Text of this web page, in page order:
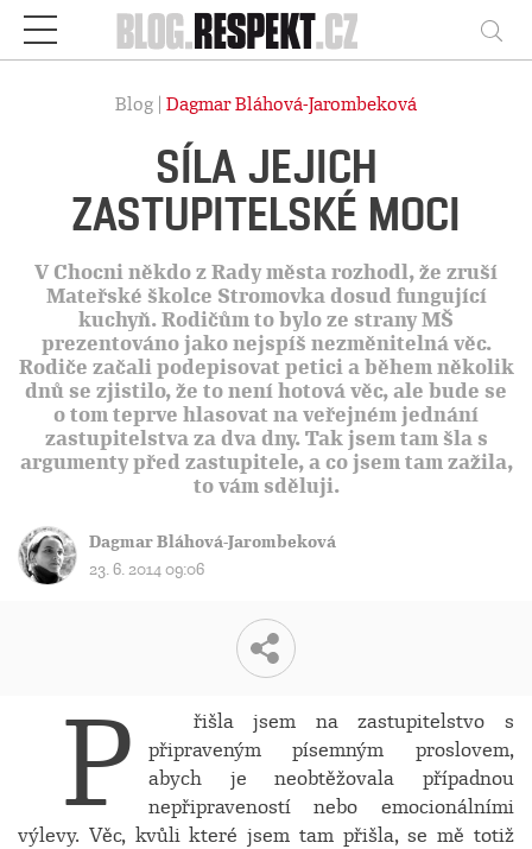
Respekt
Blog | Dagmar Bláhová-Jarombeková
SÍLA JEJICH
ZASTUPITELSKÉ MOCI
V Chocni někdo z Rady města rozhodl, že zruší
Mateřské školce Stromovka dosud fungující
kuchyň. Rodičům to bylo ze strany MŠ
prezentováno jako nejspíš nezměnitelná věc.
Rodiče začali podepisovat petici a během několik
dnů se zjistilo, že to není hotová věc, ale bude se
o tom teprve hlasovat na veřejném jednání
zastupitelstva za dva dny. Tak jsem tam šla s
argumenty před zastupitele, a co jsem tam zažila,
to vám sděluji.
Dagmar Bláhová-Jarombeková
23. 6. 2014 09:06
P
řišla jsem na zastupitelstvo s
připraveným písemným proslovem,
abych je neobtěžovala případnou
nepřipraveností nebo emocionálními
výlevy. Věc, kvůli které jsem tam přišla, se mě totiž